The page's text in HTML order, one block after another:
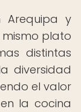
Arequipa y
plato
distintas
diversidad
el valor
la cocina